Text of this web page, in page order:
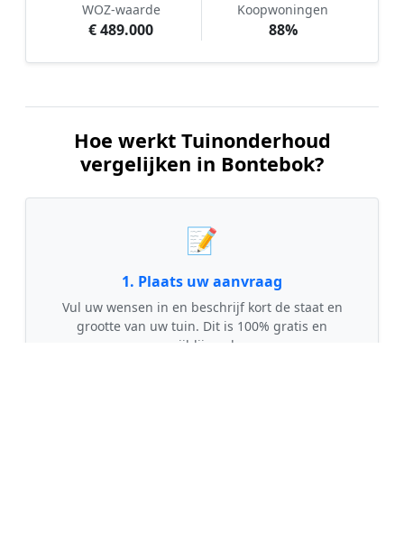
WOZ-waarde
€ 489.000
Koopwoningen
88%
Hoe werkt Tuinonderhoud
vergelijken in Bontebok?
📝
1. Plaats uw aanvraag
Vul uw wensen in en beschrijf kort de staat en
grootte van uw tuin. Dit is 100% gratis en
vrijblijvend.